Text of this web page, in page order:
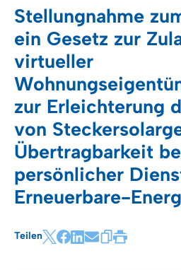
Stellungnahme
ein Gesetz zur
virtueller
zur Erleichterung
von
Übertragbarkeit
persönlicher
Erneuerbare-
Teilen